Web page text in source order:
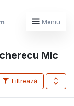
Meniu
Mic
Filtrează